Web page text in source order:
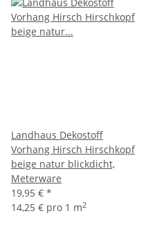
Landhaus Dekostoff
Vorhang Hirsch Hirschkopf
beige natur blickdicht,
Meterware
19,95 € *
14,25 € pro 1 m2